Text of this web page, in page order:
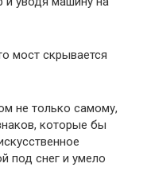
мост скрывается
не только самому,
которые бы
под снег и умело